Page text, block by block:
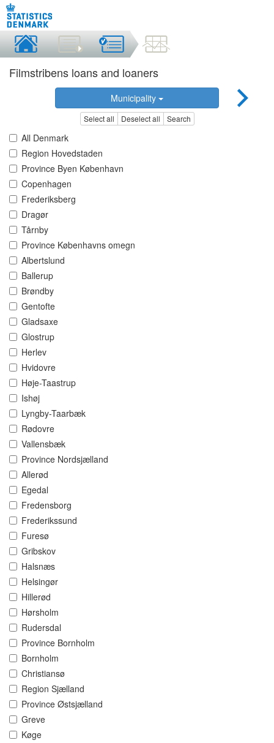
Filmstribens loans and loaners
Municipality
Select all Deselect all Search
All Denmark
Region Hovedstaden
Province Byen København
Copenhagen
Frederiksberg
Dragør
Tårnby
Province Københavns omegn
Albertslund
Ballerup
Brøndby
Gentofte
Gladsaxe
Glostrup
Herlev
Hvidovre
Høje-Taastrup
Ishøj
Lyngby-Taarbæk
Rødovre
Vallensbæk
Province Nordsjælland
Allerød
Egedal
Fredensborg
Frederikssund
Furesø
Gribskov
Halsnæs
Helsingør
Hillerød
Hørsholm
Rudersdal
Province Bornholm
Bornholm
Christiansø
Region Sjælland
Province Østsjælland
Greve
Køge